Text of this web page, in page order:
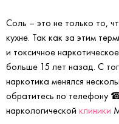
Соль – это не только то,
кухне. Так как за этим
и токсичное
больше 15 лет назад. С
наркотика менялся
обратитесь по телефону
наркологической клиники